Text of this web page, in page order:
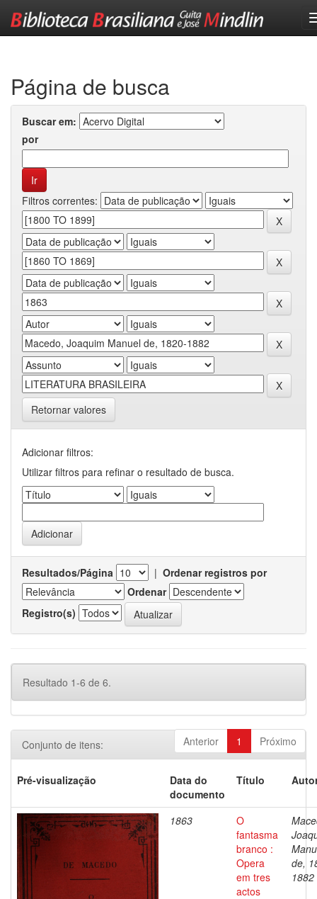
Página de busca
Buscar em:
por
Filtros correntes:
Retornar valores
Adicionar filtros:
Utilizar filtros para refinar o resultado de busca.
Resultados/Página | Ordenar registros por
Ordenar
Registro(s)
Resultado 1-6 de 6.
Anterior 1 Próximo
Conjunto de itens:
Pré-visualização
Data do
documento
Título
1863
O
fantasma
branco :
Opera
em tres
actos
de,
1882